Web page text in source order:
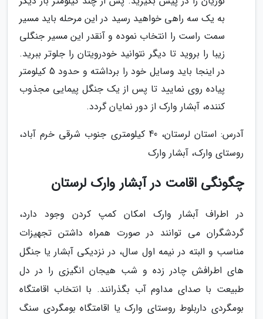
به یک سه راهی خواهید رسید در این مرحله باید مسیر
سمت راست را انتخاب نموده و آنقدر این مسیر جنگلی
زیبا را بروید تا دیگر نتوانید خودرویتان را جلوتر ببرید.
در اینجا باید وسایل خود را برداشته و حدود 5 کیلومتر
پیاده روی نمایید تا پس از یک جنگل پیمایی مجذوب
کننده، آبشار وارک از دور نمایان گردد.
آدرس: استان لرستان، 40 کیلومتری جنوب شرقی خرم آباد،
روستای وارک، آبشار وارک
چگونگی اقامت در آبشار وارک لرستان
در اطراف آبشار وارک امکان کمپ کردن وجود دارد،
گردشگران می توانند در صورت همراه داشتن تجهیزات
مناسب و البته در نیمه اول سال، در نزدیکی آبشار یا جنگل
های اطرافش چادر زده و شب هیجان انگیزی را در دل
طبیعت با صدای مداوم آب بگذرانند. با انتخاب اقامتگاه
بومگردی داربلوط روستای وارک یا اقامتگاه بومگردی سنگ